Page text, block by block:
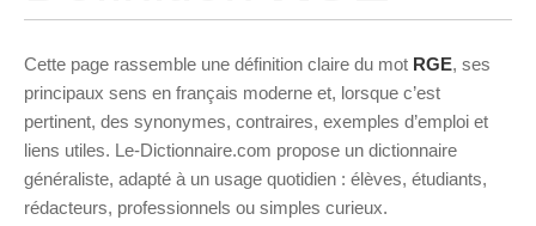
Cette page rassemble une définition claire du mot RGE, ses
principaux sens en français moderne et, lorsque c’est
pertinent, des synonymes, contraires, exemples d’emploi et
liens utiles. Le-Dictionnaire.com propose un dictionnaire
généraliste, adapté à un usage quotidien : élèves, étudiants,
rédacteurs, professionnels ou simples curieux.